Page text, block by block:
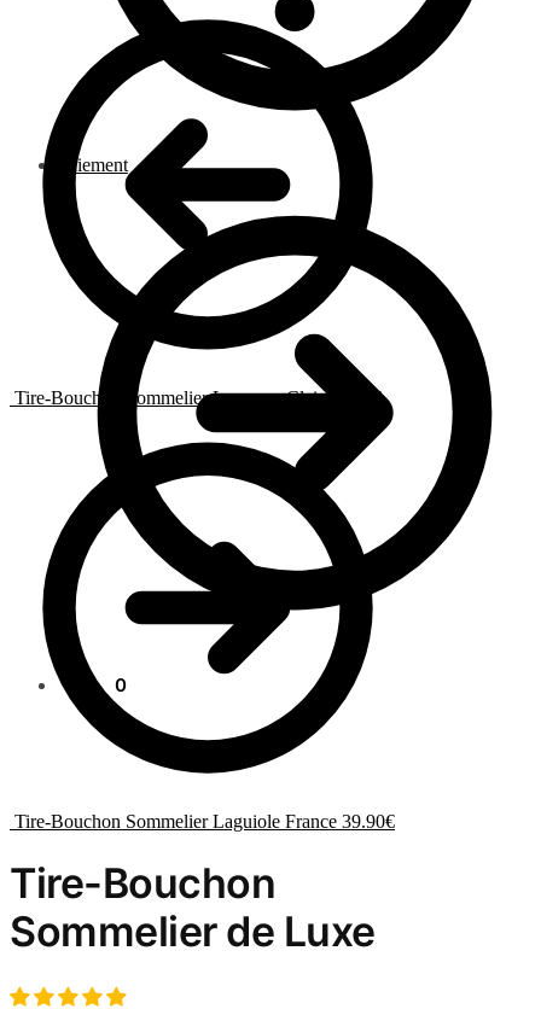
Paiement
0.00€ 0
Tire-Bouchon Sommelier Luxueux Clair €
Tire-Bouchon Sommelier Laguiole France 39.90€
Tire-Bouchon
Sommelier de Luxe